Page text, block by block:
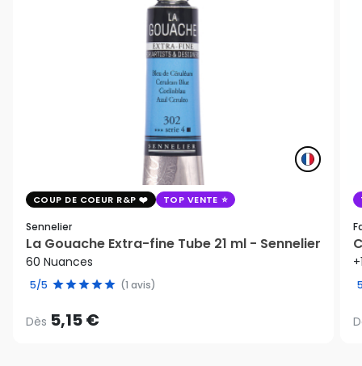
COUP DE COEUR R&P TOP VENTE
Sennelier
La Gouache Extra-fine Tube 21 ml - Sennelier
60 Nuances
5/5 (1 avis)
Dès 5,15 €